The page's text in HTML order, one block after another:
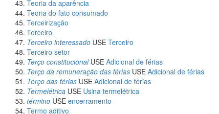
Teoria da aparência
Teoria do fato consumado
Terceirização
Terceiro
Terceiro interessado USE Terceiro
Terceiro setor
Terço constitucionalUSE Adicional de férias
Terço da remuneração das férias USE Adicional de férias
Terço das férias USE Adicional de férias
Termelétrica USE Usina termelétrica
término USE encerramento
Termo aditivo